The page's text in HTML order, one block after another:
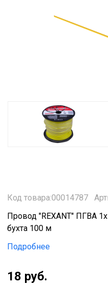
Код товара:00014787
Провод "REXANT" ПГВА
бухта 100 м
Подробнее
18 руб.